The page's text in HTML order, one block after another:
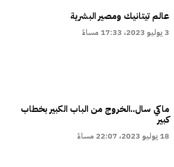
عالم تيتانيك ومصير البشرية
3 يوليو 2023، 17:33 مساءً
ماكي سال..الخروج من الباب الكبير بخطاب
كبير
18 يوليو 2023، 22:07 مساءً